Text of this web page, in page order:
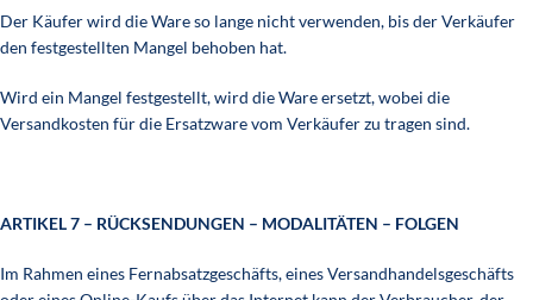
Der Käufer wird die Ware so lange nicht verwenden, bis der Verkäufer
den festgestellten Mangel behoben hat.
Wird ein Mangel festgestellt, wird die Ware ersetzt, wobei die
Versandkosten für die Ersatzware vom Verkäufer zu tragen sind.
ARTIKEL 7 – RÜCKSENDUNGEN – MODALITÄTEN – FOLGEN
Im Rahmen eines Fernabsatzgeschäfts, eines Versandhandelsgeschäfts